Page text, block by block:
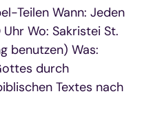
Teilen Wann: Jeden
Wo: Sakristei St.
benutzen) Was:
durch
Textes nach